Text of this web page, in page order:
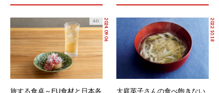
2024.09.06
AD
旅する食卓～EU食材と日本各
2022.10.18
大庭英子さんの食べ飽きない